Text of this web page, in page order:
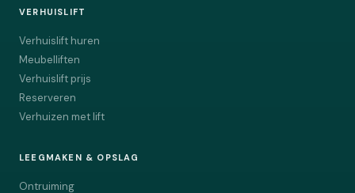
VERHUISLIFT
Verhuislift huren
Meubelliften
Verhuislift prijs
Reserveren
Verhuizen met lift
LEEGMAKEN & OPSLAG
Ontruiming